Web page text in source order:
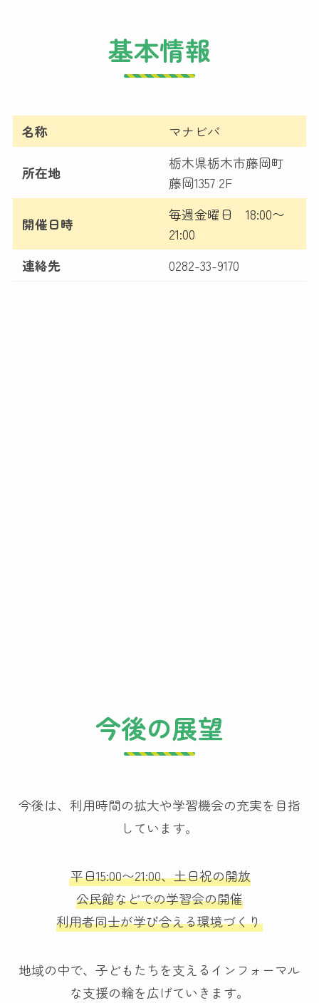
基本情報
名称 マナビバ
所在地
栃木県栃木市藤岡町
藤岡1357 2F
開催日時
毎週金曜日 18:00〜
21:00
連絡先
0282-33-9170
今後の展望
今後は、利用時間の拡大や学習機会の充実を目指
しています。
平日15:00〜21:00、土日祝の開放
公民館などでの学習会の開催
利用者同士が学び合える環境づくり
地域の中で、子どもたちを支えるインフォーマル
な支援の輪を広げていきます。